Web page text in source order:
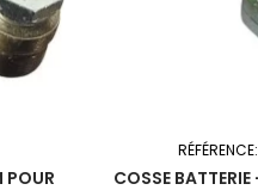
POUR
RÉFÉRENCE:
COSSE